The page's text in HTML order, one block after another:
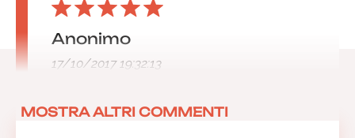
Anonimo
17/10/2017 19:32:13
MOSTRA ALTRI COMMENTI